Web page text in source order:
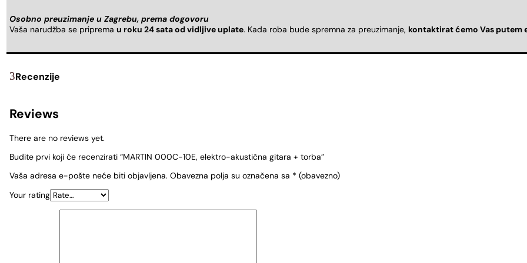
Osobno preuzimanje u Zagrebu, prema dogovoru
Vaša narudžba se priprema u roku 24 sata od vidljive uplate. Kada roba bude spremna za preuzimanje, kontaktirat ćemo Vas putem
Recenzije
Reviews
There are no reviews yet.
Budite prvi koji će recenzirati “MARTIN 000C-10E, elektro-akustična gitara + torba”
Vaša adresa e-pošte neće biti objavljena. Obavezna polja su označena sa * (obavezno)
Your rating